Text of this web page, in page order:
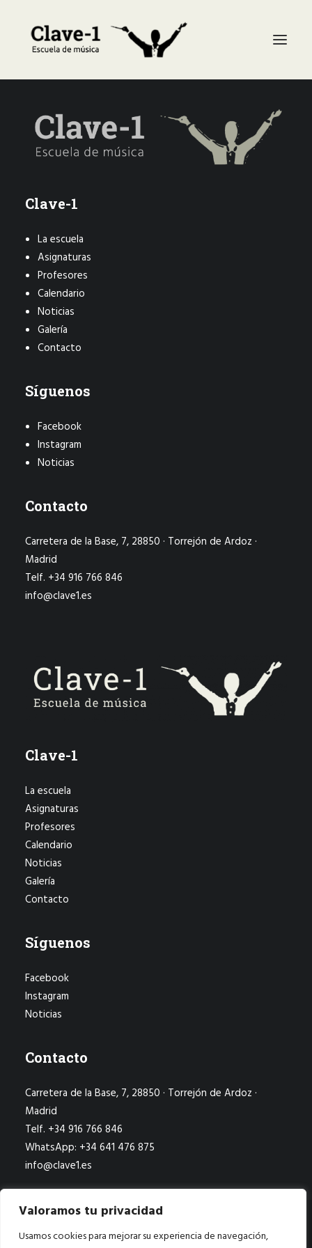
Valoramos tu privacidad
Usamos cookies para mejorar su experiencia de navegación,
La escuela
Asignaturas
Galería
Clave-1
La escuela
Asignaturas
Profesores
Calendario
Noticias
Galería
Contacto
Síguenos
Facebook
Instagram
Noticias
Contacto
Carretera de la Base, 7, 28850 · Torrejón de Ardoz ·
Madrid
Telf. +34 916 766 846
info@clave1.es
Clave-1
La escuela
Asignaturas
Profesores
Calendario
Noticias
Galería
Contacto
Síguenos
Facebook
Instagram
Noticias
Contacto
Carretera de la Base, 7, 28850 · Torrejón de Ardoz ·
Madrid
Telf. +34 916 766 846
WhatsApp: +34 641 476 875
info@clave1.es